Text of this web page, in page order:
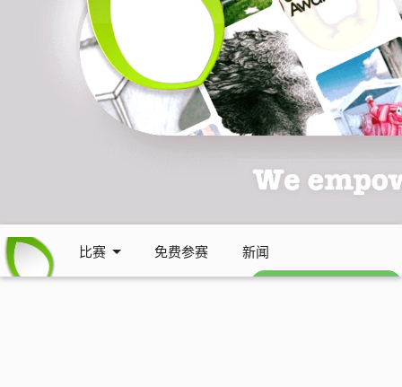
比赛 免费参赛 新闻
免费每周通讯 (英文)